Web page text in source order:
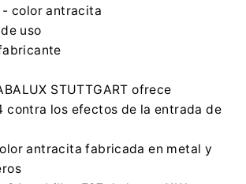
color antracita
uso
STUTTGART ofrece
contra los efectos de la entrada de
antracita fabricada en metal y